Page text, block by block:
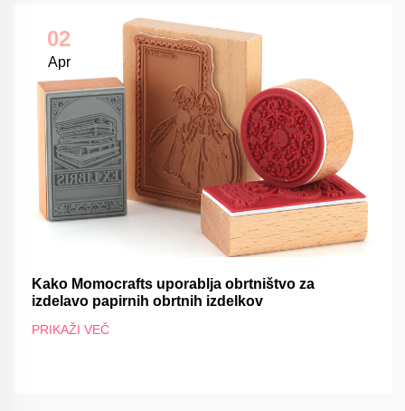
02
Apr
Kako Momocrafts uporablja obrtništvo za
izdelavo papirnih obrtnih izdelkov
PRIKAŽI VEČ